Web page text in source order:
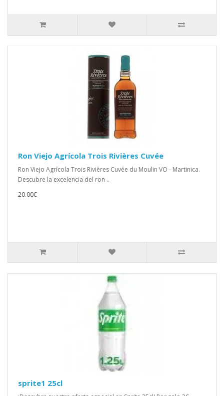
Ron Viejo Agrícola Trois Rivières Cuvée
Ron Viejo Agrícola Trois Rivières Cuvée du Moulin VO - Martinica.
Descubre la excelencia del ron ..
20.00€
sprite1 25cl